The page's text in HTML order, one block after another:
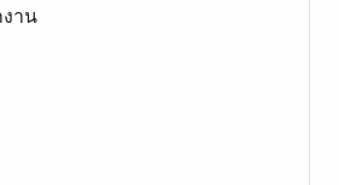
งาน